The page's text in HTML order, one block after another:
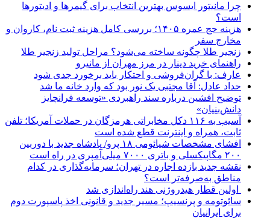
چرا مانیتور ایسوس بهترین انتخاب برای گیمرها و ادیتورها
است؟
هزینه حج عمره ۱۴۰۵؛ بررسی کامل هزینه ثبت نام، کاروان و
مخارج سفر
زنجیر طلا چگونه ساخته می‌شود؟ مراحل تولید زنجیر طلا
راهنمای خرید دینار در مرز مهران از مانیرو
عارف: با گران‌فروشی و احتکار باید برخورد جدی شود
حداد عادل: آقا مجتبی یک نور بود که وارد خانه ما شد
توضیح افشین درباره سند راهبردی «توسعه فرانچایز
دانش‌بنیان»
آسیب به ۱۱۶ دکل مخابراتی هرمزگان در حملات آمریکا؛ تلفن
ثابت، همراه و اینترنت ‌قطع شده است
افشای مشخصات شیائومی ۱۸ پرو/ پادشاه جدید با دوربین
۲۰۰ مگاپیکسلی و باتری ۷۰۰۰ میلی‌آمپری در راه است
نقشه جدید بازده اجاره در تهران؛ سرمایه‌گذاری در کدام
مناطق به‌صرفه‌تر است؟
اولین قطار هیدروژنی هند راه‌اندازی شد
سائوتومه و پرنسیپ؛ مسیر جدید و قانونی اخذ پاسپورت دوم
برای ایرانیان